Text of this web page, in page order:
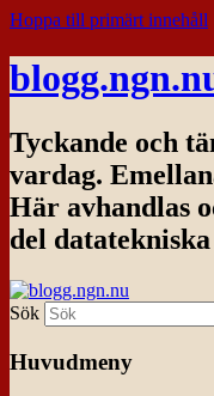
Hoppa till primärt innehåll
Tyckande och
vardag.
Här avhandlas
del
Sök
Huvudmeny